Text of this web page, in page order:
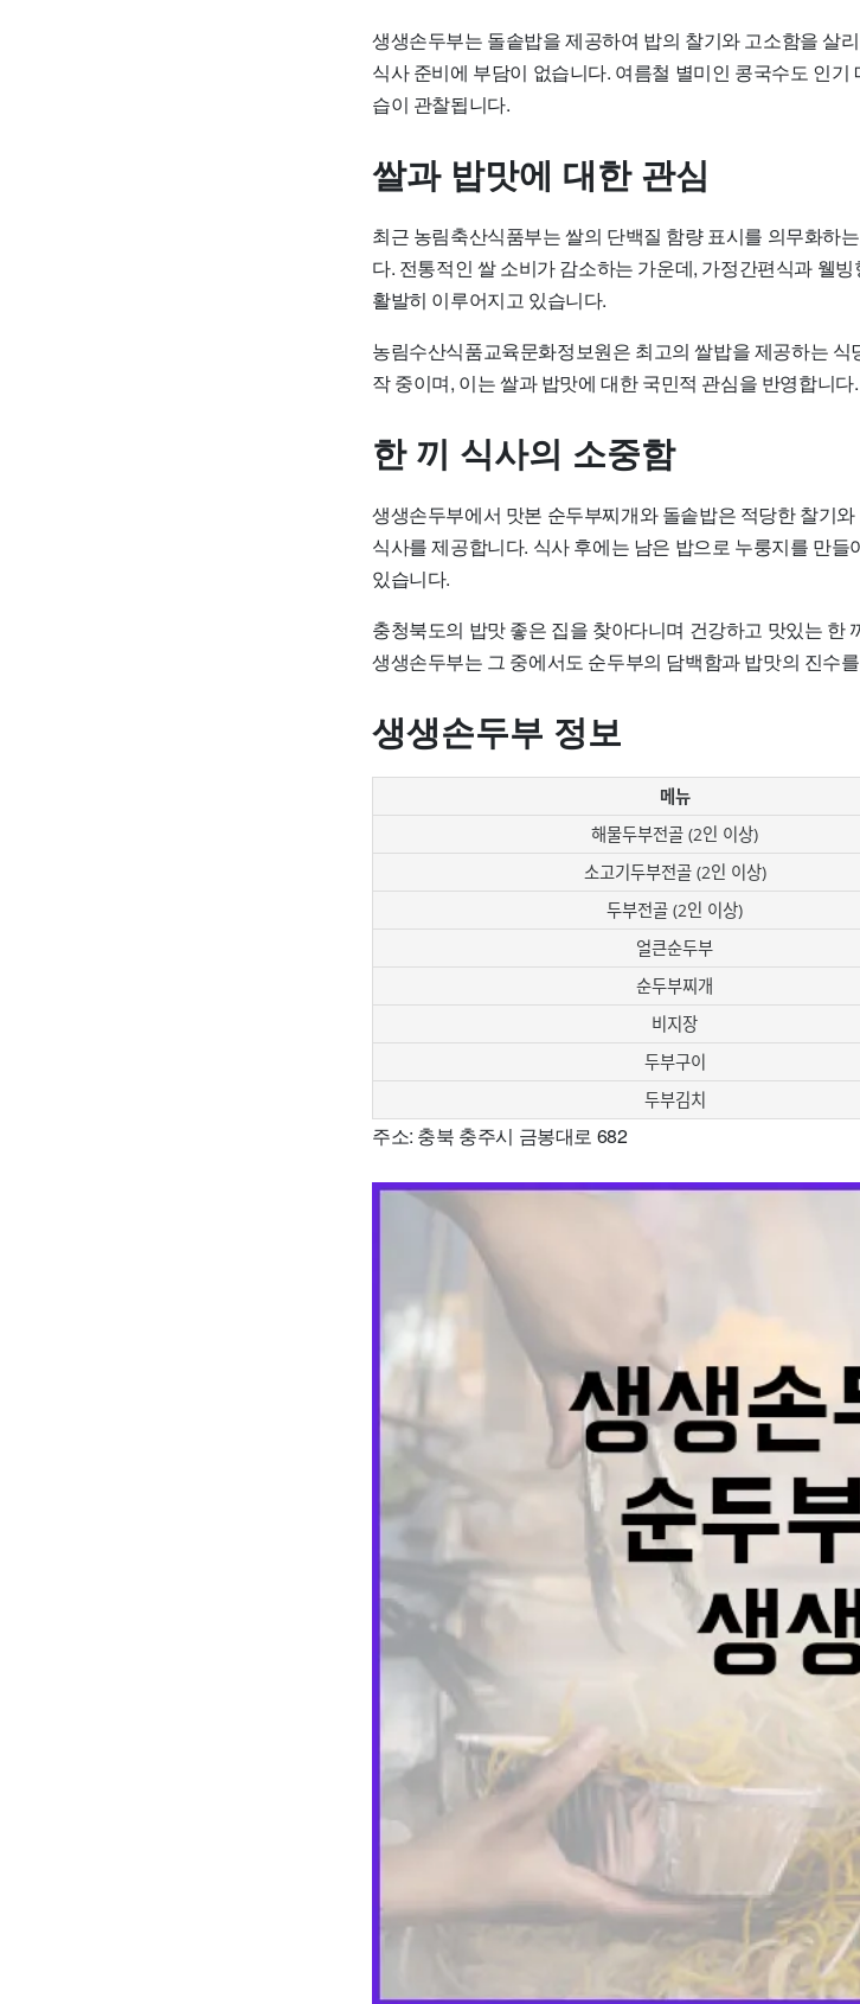
생생손두부는 돌솥밥을 제공하여 밥의 찰기와 고소함을 살
식사 준비에 부담이 없습니다. 여름철 별미인 콩국수도 인
습이 관찰됩니다.
쌀과 밥맛에 대한 관심
최근 농림축산식품부는 쌀의 단백질 함량 표시를 의무화하
다. 전통적인 쌀 소비가 감소하는 가운데, 가정간편식과 웰
활발히 이루어지고 있습니다.
농림수산식품교육문화정보원은 최고의 쌀밥을 제공하는
작 중이며, 이는 쌀과 밥맛에 대한 국민적 관심을 반영합니다.
한 끼 식사의 소중함
생생손두부에서 맛본 순두부찌개와 돌솥밥은 적당한 찰기
식사를 제공합니다. 식사 후에는 남은 밥으로 누룽지를 만
있습니다.
충청북도의 밥맛 좋은 집을 찾아다니며 건강하고 맛있는 한
생생손두부는 그 중에서도 순두부의 담백함과 밥맛의 진수
생생손두부 정보
메뉴
해물두부전골 (2인 이상)
소고기두부전골 (2인 이상)
두부전골 (2인 이상)
얼큰순두부
순두부찌개
비지장
두부구이
두부김치
주소: 충북 충주시 금봉대로 682